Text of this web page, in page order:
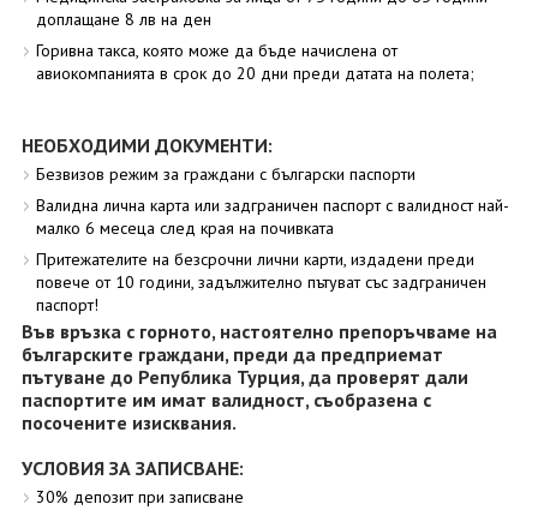
доплащане 8 лв на ден
Горивна такса, която може да бъде начислена от
авиокомпанията в срок до 20 дни преди датата на полета;
НЕОБХОДИМИ ДОКУМЕНТИ:
Безвизов режим за граждани с български паспорти
Валидна лична карта или задграничен паспорт с валидност най-
малко 6 месеца след края на почивката
Притежателите на безсрочни лични карти, издадени преди
повече от 10 години, задължително пътуват със задграничен
паспорт!
Във връзка с горното, настоятелно препоръчваме на
българските граждани, преди да предприемат
пътуване до Република Турция, да проверят дали
паспортите им имат валидност, съобразена с
посочените изисквания.
УСЛОВИЯ ЗА ЗАПИСВАНЕ:
30% депозит при записване